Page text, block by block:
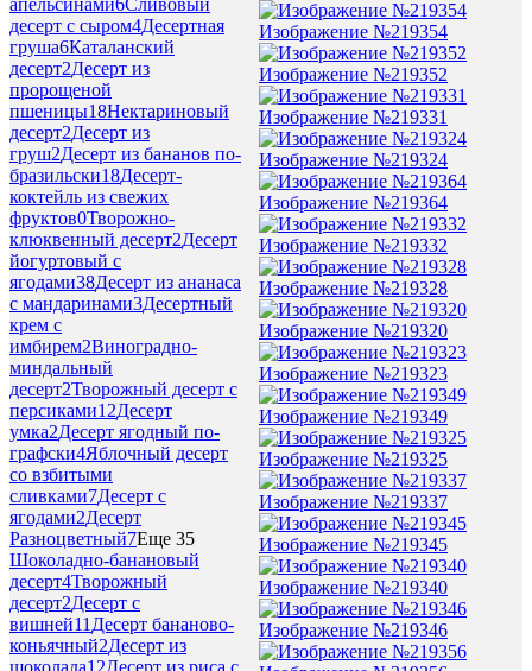
апельсинами6Сливовый
десерт с сыром4Десертная
груша6Каталанский
десерт2Десерт из
пророщеной
пшеницы18Нектариновый
десерт2Десерт из
груш2Десерт из бананов по-
бразильски18Десерт-
коктейль из свежих
фруктов0Творожно-
клюквенный десерт2Десерт
йогуртовый с
ягодами38Десерт из ананаса
с мандаринами3Десертный
крем с
имбирем2Виноградно-
миндальный
десерт2Творожный десерт с
персиками12Десерт
умка2Десерт ягодный по-
графски4Яблочный десерт
со взбитыми
сливками7Десерт с
ягодами2Десерт
Разноцветный7Еще 35
Шоколадно-банановый
десерт4Творожный
десерт2Десерт с
вишней11 Десерт бананово-
коньячный2Десерт из
Изображение №219354
Изображение №219352
Изображение №219331
Изображение №219324
Изображение №219364
Изображение №219332
Изображение №219328
Изображение №219320
Изображение №219323
Изображение №219349
Изображение №219325
Изображение №219337
Изображение №219345
Изображение №219340
Изображение №219346